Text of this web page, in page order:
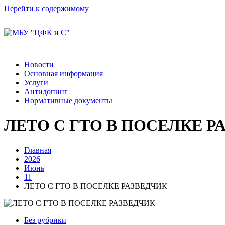
Перейти к содержимому
Новости
Основная информация
Услуги
Антидопинг
Нормативные документы
ЛЕТО С ГТО В ПОСЕЛКЕ
Главная
2026
Июнь
11
ЛЕТО С ГТО В ПОСЕЛКЕ РАЗВЕДЧИК
Без рубрики